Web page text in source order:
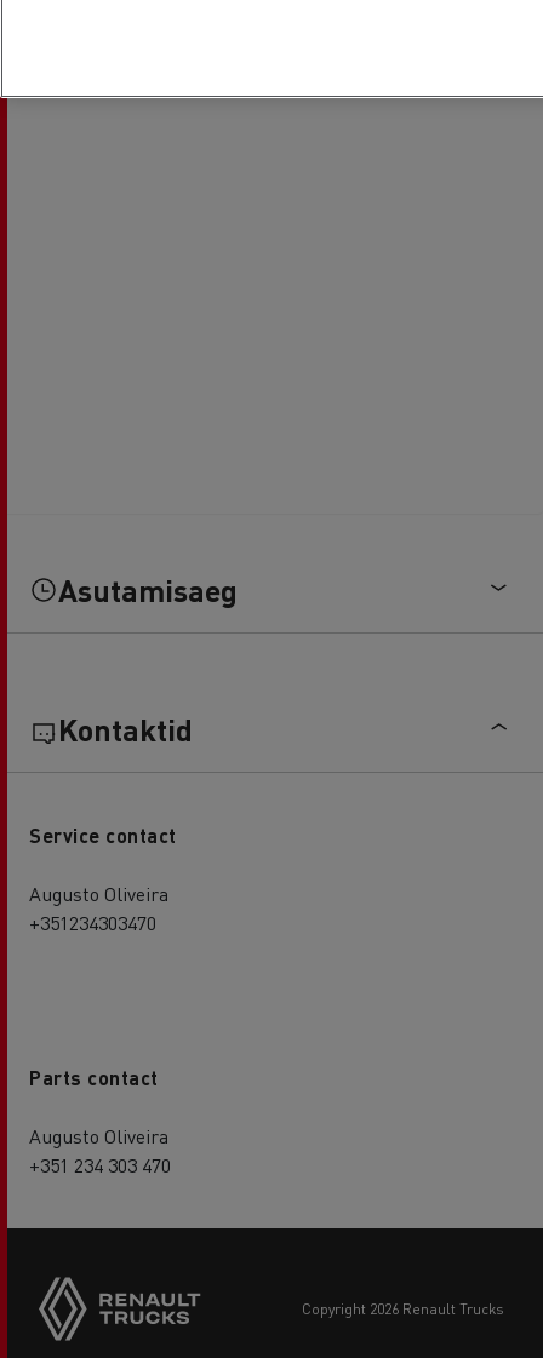
Asutamisaeg
Kontaktid
Service contact
Augusto Oliveira
+351234303470
Parts contact
Augusto Oliveira
+351 234 303 470
copyright 2026 Renault Trucks